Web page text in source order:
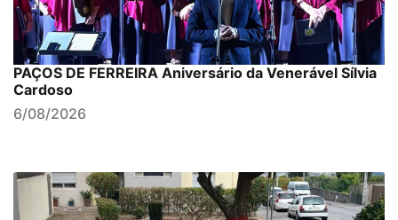
PAÇOS DE FERREIRA Aniversário da Venerável Sílvia
Cardoso
6/08/2026